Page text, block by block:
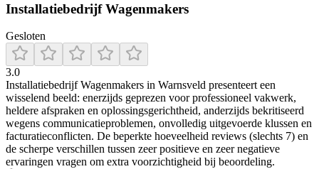
Installatiebedrijf Wagenmakers
Gesloten
3.0
Installatiebedrijf Wagenmakers in Warnsveld presenteert een
wisselend beeld: enerzijds geprezen voor professioneel vakwerk,
heldere afspraken en oplossingsgerichtheid, anderzijds bekritiseerd
wegens communicatieproblemen, onvolledig uitgevoerde klussen en
facturatieconflicten. De beperkte hoeveelheid reviews (slechts 7) en
de scherpe verschillen tussen zeer positieve en zeer negatieve
ervaringen vragen om extra voorzichtigheid bij beoordeling.